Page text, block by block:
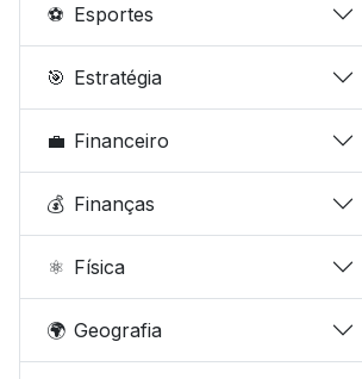
⚽ Esportes
🎯 Estratégia
💼 Financeiro
💰 Finanças
⚛️ Física
🌍 Geografia